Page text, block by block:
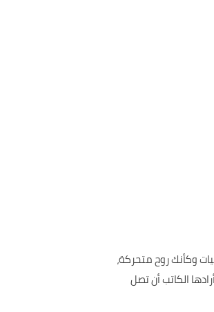
وكأنك روح متحركة،
الكاتب أن تصل